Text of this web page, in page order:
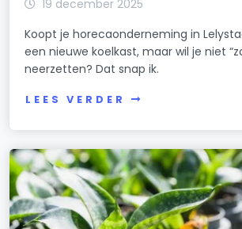
19 december 2025
Koopt je horecaonderneming in
een nieuwe koelkast, maar wil je niet
neerzetten? Dat snap ik.
LEES VERDER